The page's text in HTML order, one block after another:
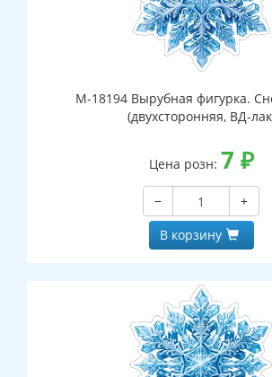
М-18194 Вырубная фигурка.
(двухсторонняя, ВД-
Цена розн: 7 ₽
−
+
В корзину